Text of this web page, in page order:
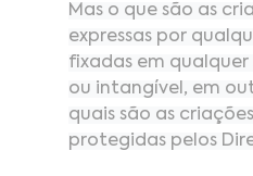
Mas o que são as
expressas por
fixadas em
ou intangível, em
quais são as
protegidas pelos